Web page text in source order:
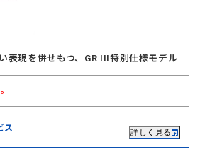
表現を併せもつ、GR III特別仕様モデル
ス 詳しく見る